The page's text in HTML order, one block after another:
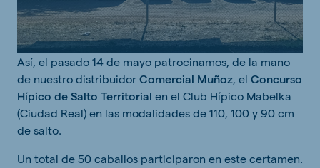
Así, el pasado 14 de mayo patrocinamos, de la mano
de nuestro distribuidor Comercial Muñoz, el Concurso
Hípico de Salto Territorial en el Club Hípico Mabelka
(Ciudad Real) en las modalidades de 110, 100 y 90 cm
de salto.
Un total de 50 caballos participaron en este certamen.